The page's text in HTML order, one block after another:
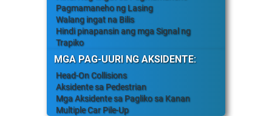
Pagmamaneho ng Lasing
Walang ingat na Bilis
Hindi pinapansin ang mga Signal ng
Trapiko
MGA PAG-UURI NG AKSIDENTE:
Head-On Collisions
Aksidente sa Pedestrian
Mga Aksidente sa Pagliko sa Kanan
Multiple Car Pile-Up